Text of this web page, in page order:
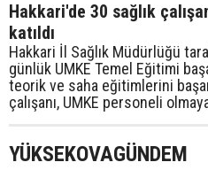
Hakkari'de 30 sağlık
katıldı
Hakkari İl Sağlık Müdürlüğü
günlük UMKE Temel Eğitimi
teorik ve saha eğitimlerini
çalışanı, UMKE personeli
YÜKSEKOVAGÜNDEM